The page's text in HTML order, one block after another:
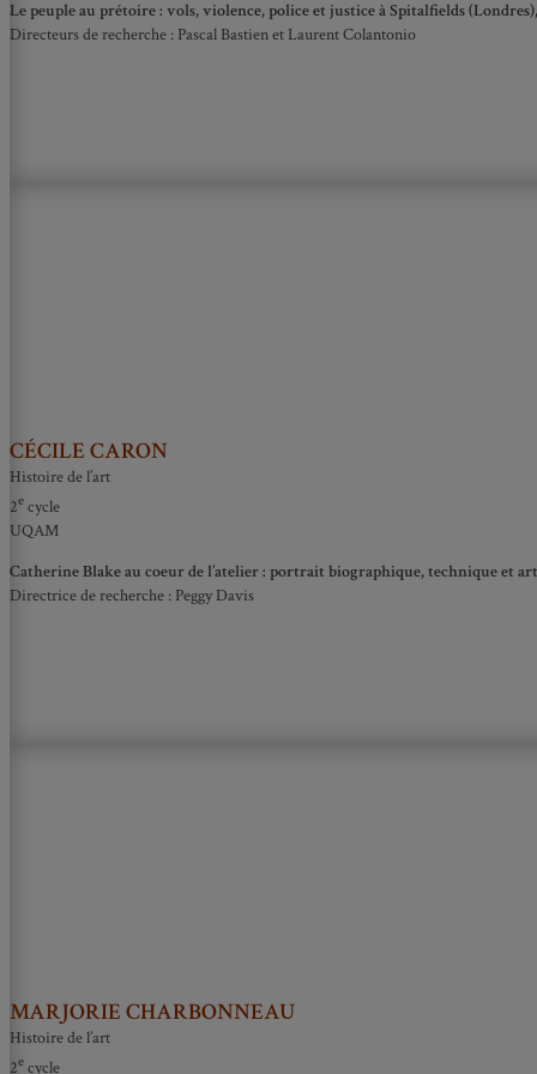
Le peuple au prétoire : vols, violence, police et justice à Spitalfields (Londres),
Directeurs de recherche : Pascal Bastien et Laurent Colantonio
CÉCILE CARON
Histoire de l’art
2e cycle
UQAM
Catherine Blake au coeur de l’atelier : portrait biographique, technique et
Directrice de recherche : Peggy Davis
MARJORIE CHARBONNEAU
Histoire de l’art
2e cycle